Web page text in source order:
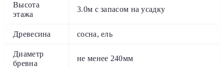
Высота
этажа
3.0м с запасом на усадку
Древесина сосна, ель
Диаметр
бревна
не менее 240мм